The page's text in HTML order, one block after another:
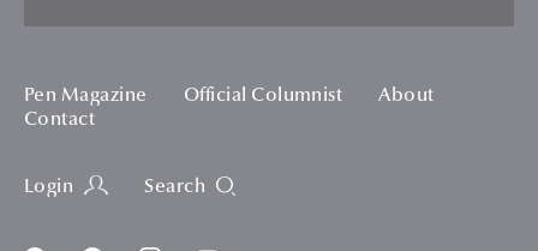
Pen Magazine Official Columnist
About
Contact
Login Search